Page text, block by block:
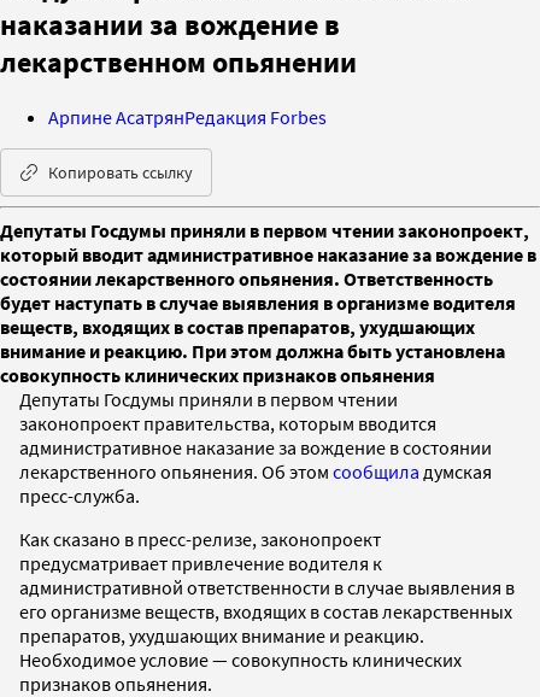
наказании за вождение в
лекарственном опьянении
Арпине АсатрянРедакция Forbes
Копировать ссылку
Депутаты Госдумы приняли в первом чтении законопроект,
который вводит административное наказание за вождение в
состоянии лекарственного опьянения. Ответственность
будет наступать в случае выявления в организме водителя
веществ, входящих в состав препаратов, ухудшающих
внимание и реакцию. При этом должна быть установлена
совокупность клинических признаков опьянения
Депутаты Госдумы приняли в первом чтении
законопроект правительства, которым вводится
административное наказание за вождение в состоянии
лекарственного опьянения. Об этом сообщила думская
пресс-служба.
Как сказано в пресс-релизе, законопроект
предусматривает привлечение водителя к
административной ответственности в случае выявления в
его организме веществ, входящих в состав лекарственных
препаратов, ухудшающих внимание и реакцию.
Необходимое условие — совокупность клинических
признаков опьянения.